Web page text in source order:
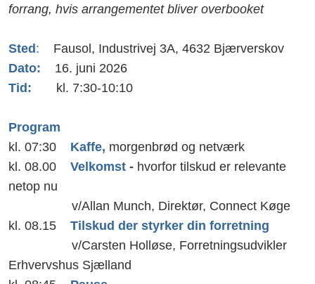
forrang, hvis arrangementet bliver overbooket
Sted : Fausol, Industrivej 3A, 4632 Bjærverskov
Dato:
16. juni 2026
Tid:
kl. 7:30-10:10
Program
kl. 07:30 Kaffe, morgenbrød og netværk
kl. 08.00 Velkomst - hvorfor tilskud er relevante
netop nu
v/Allan Munch, Direktør, Connect Køge
kl. 08.15 Tilskud der styrker din forretning
v/Carsten Holløse, Forretningsudvikler
Erhvervshus Sjælland